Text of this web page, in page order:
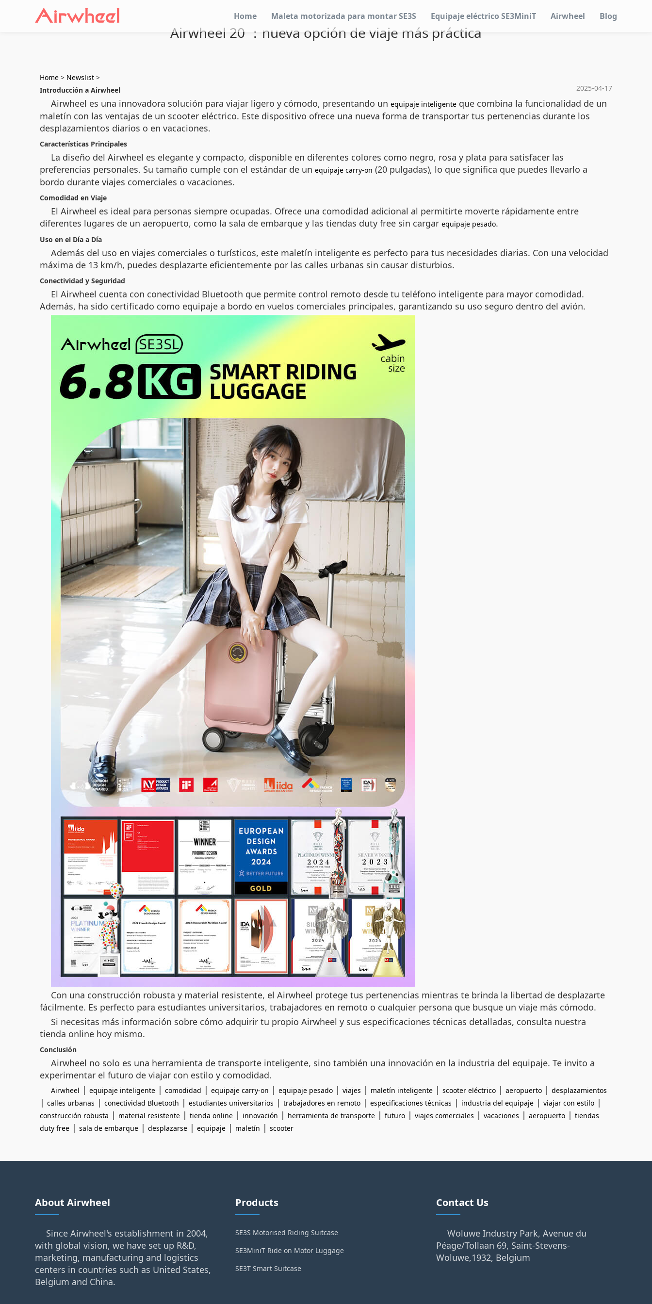
Home Maleta motorizada para montar SE3S Equipaje eléctrico SE3MiniT Airwheel Blog
Airwheel 20 ：nueva opción de viaje más práctica
Home > Newslist >
2025-04-17
Introducción a Airwheel
Airwheel es una innovadora solución para viajar ligero y cómodo, presentando un equipaje inteligente que combina la funcionalidad de un
maletín con las ventajas de un scooter eléctrico. Este dispositivo ofrece una nueva forma de transportar tus pertenencias durante los
desplazamientos diarios o en vacaciones.
Características Principales
La diseño del Airwheel es elegante y compacto, disponible en diferentes colores como negro, rosa y plata para satisfacer las
preferencias personales. Su tamaño cumple con el estándar de un equipaje carry-on (20 pulgadas), lo que significa que puedes llevarlo a
bordo durante viajes comerciales o vacaciones.
Comodidad en Viaje
El Airwheel es ideal para personas siempre ocupadas. Ofrece una comodidad adicional al permitirte moverte rápidamente entre
diferentes lugares de un aeropuerto, como la sala de embarque y las tiendas duty free sin cargar equipaje pesado.
Uso en el Día a Día
Además del uso en viajes comerciales o turísticos, este maletín inteligente es perfecto para tus necesidades diarias. Con una velocidad
máxima de 13 km/h, puedes desplazarte eficientemente por las calles urbanas sin causar disturbios.
Conectividad y Seguridad
El Airwheel cuenta con conectividad Bluetooth que permite control remoto desde tu teléfono inteligente para mayor comodidad.
Además, ha sido certificado como equipaje a bordo en vuelos comerciales principales, garantizando su uso seguro dentro del avión.
Con una construcción robusta y material resistente, el Airwheel protege tus pertenencias mientras te brinda la libertad de desplazarte
fácilmente. Es perfecto para estudiantes universitarios, trabajadores en remoto o cualquier persona que busque un viaje más cómodo.
Si necesitas más información sobre cómo adquirir tu propio Airwheel y sus especificaciones técnicas detalladas, consulta nuestra
tienda online hoy mismo.
Conclusión
Airwheel no solo es una herramienta de transporte inteligente, sino también una innovación en la industria del equipaje. Te invito a
experimentar el futuro de viajar con estilo y comodidad.
Airwheel | equipaje inteligente | comodidad | equipaje carry-on | equipaje pesado | viajes | maletín inteligente | scooter eléctrico | aeropuerto | desplazamientos
| calles urbanas | conectividad Bluetooth | estudiantes universitarios | trabajadores en remoto | especificaciones técnicas | industria del equipaje | viajar con estilo |
construcción robusta | material resistente | tienda online | innovación | herramienta de transporte | futuro | viajes comerciales | vacaciones | aeropuerto | tiendas
duty free | sala de embarque | desplazarse | equipaje | maletín | scooter
About Airwheel
Since Airwheel's establishment in 2004,
with global vision, we have set up R&D,
marketing, manufacturing and logistics
centers in countries such as United States,
Belgium and China.
Products
SE3S Motorised Riding Suitcase
SE3MiniT Ride on Motor Luggage
SE3T Smart Suitcase
Contact Us
Woluwe Industry Park, Avenue du
Péage/Tollaan 69, Saint-Stevens-
Woluwe,1932, Belgium